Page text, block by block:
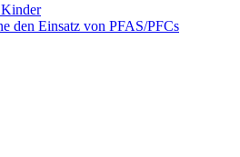
den Einsatz von PFAS/PFCs